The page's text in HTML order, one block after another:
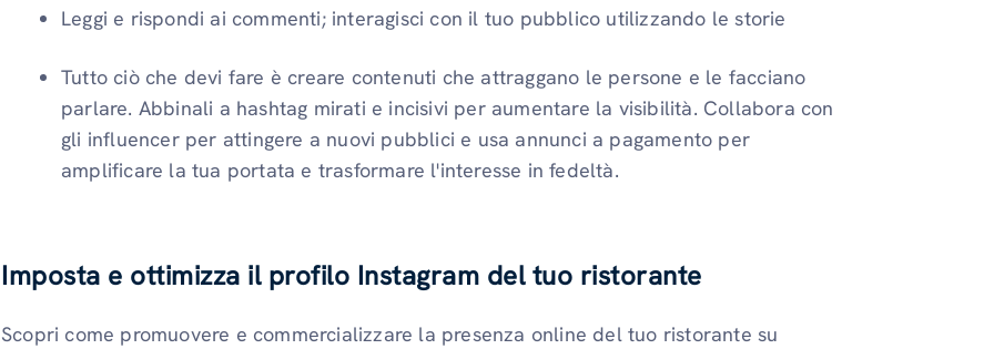
Leggi e rispondi ai commenti; interagisci con il tuo pubblico utilizzando le storie
Tutto ciò che devi fare è creare contenuti che attraggano le persone e le facciano
parlare. Abbinali a hashtag mirati e incisivi per aumentare la visibilità. Collabora con
gli influencer per attingere a nuovi pubblici e usa annunci a pagamento per
amplificare la tua portata e trasformare l'interesse in fedeltà.
Imposta e ottimizza il profilo Instagram del tuo ristorante
Scopri come promuovere e commercializzare la presenza online del tuo ristorante su